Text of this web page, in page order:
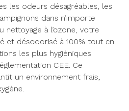
les odeurs désagréables, les
dans n’importe
nettoyage à l’ozone, votre
et désodorisé à 100% tout en
les plus hygiéniques
CEE. Ce
un environnement frais,